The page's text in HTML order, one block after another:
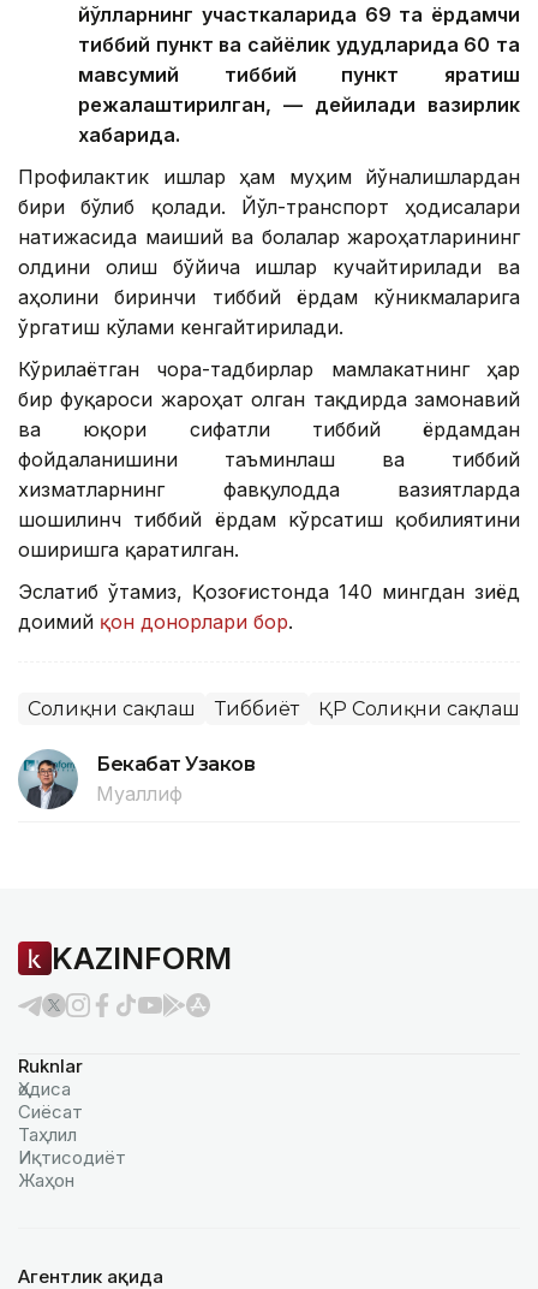
йўлларнинг участкаларида 69 та ёрдамчи
тиббий пункт ва сайёҳлик ҳудудларида 60 та
мавсумий тиббий пункт яратиш
режалаштирилган, — дейилади вазирлик
хабарида.
Профилактик ишлар ҳам муҳим йўналишлардан
бири бўлиб қолади. Йўл-транспорт ҳодисалари
натижасида маиший ва болалар жароҳатларининг
олдини олиш бўйича ишлар кучайтирилади ва
аҳолини биринчи тиббий ёрдам кўникмаларига
ўргатиш кўлами кенгайтирилади.
Кўрилаётган чора-тадбирлар мамлакатнинг ҳар
бир фуқароси жароҳат олган тақдирда замонавий
ва юқори сифатли тиббий ёрдамдан
фойдаланишини таъминлаш ва тиббий
хизматларнинг фавқулодда вазиятларда
шошилинч тиббий ёрдам кўрсатиш қобилиятини
оширишга қаратилган.
Эслатиб ўтамиз, Қозоғистонда 140 мингдан зиёд
доимий қон донорлари бор.
Соғлиқни сақлаш Тиббиёт ҚР Соғлиқни сақлаш
Бекабат Узаков
Муаллиф
KAZINFORM
Ruknlar
Ҳодиса
Сиёсат
Таҳлил
Иқтисодиёт
Жаҳон
Агентлик ҳақида